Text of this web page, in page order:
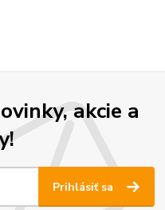
akcie a
Prihlásiť sa